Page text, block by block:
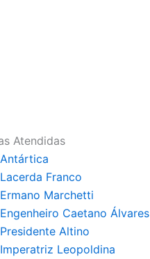
Atendidas
Franco
Marchetti
Caetano Álvares
Altino
Leopoldina